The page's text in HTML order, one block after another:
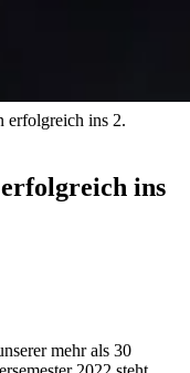
erfolgreich ins 2.
ins
mehr als 30